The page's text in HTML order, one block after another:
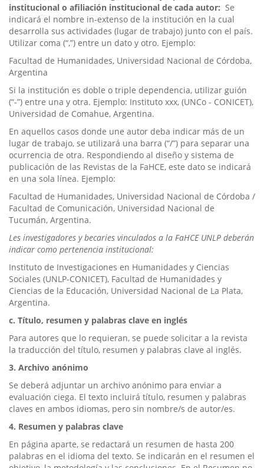
institucional o afiliación institucional de cada autor: Se
indicará el nombre in-extenso de la institución en la cual
desarrolla sus actividades (lugar de trabajo) junto con el país.
Utilizar coma (“,”) entre un dato y otro. Ejemplo:
Facultad de Humanidades, Universidad Nacional de Córdoba,
Argentina
Si la institución es doble o triple dependencia, utilizar guión
(“-”) entre una y otra. Ejemplo: Instituto xxx, (UNCo - CONICET),
Universidad de Comahue, Argentina.
En aquellos casos donde une autor deba indicar más de un
lugar de trabajo, se utilizará una barra (“/”) para separar una
ocurrencia de otra. Respondiendo al diseño y sistema de
publicación de las Revistas de la FaHCE, este dato se indicará
en una sola línea. Ejemplo:
Facultad de Humanidades, Universidad Nacional de Córdoba /
Facultad de Comunicación, Universidad Nacional de
Tucumán, Argentina.
Les investigadores y becaries vinculados a la FaHCE UNLP deberán
indicar como pertenencia institucional:
Instituto de Investigaciones en Humanidades y Ciencias
Sociales (UNLP-CONICET), Facultad de Humanidades y
Ciencias de la Educación, Universidad Nacional de La Plata,
Argentina.
c. Título, resumen y palabras clave en inglés
Para autores que lo requieran, se puede solicitar a la revista
la traducción del título, resumen y palabras clave al inglés.
3. Archivo anónimo
Se deberá adjuntar un archivo anónimo para enviar a
evaluación ciega. El texto incluirá título, resumen y palabras
claves en ambos idiomas, pero sin nombre/s de autor/es.
4. Resumen y palabras clave
En página aparte, se redactará un resumen de hasta 200
palabras en el idioma del texto. Se indicarán en el resumen el